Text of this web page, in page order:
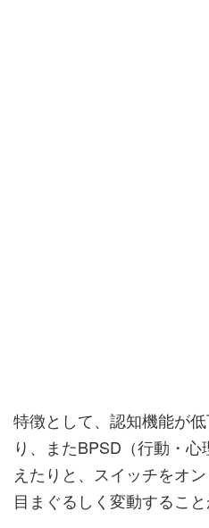
特徴として、認知機能が
り、またBPSD（行動・
えたりと、スイッチをオ
目まぐるしく変動すること